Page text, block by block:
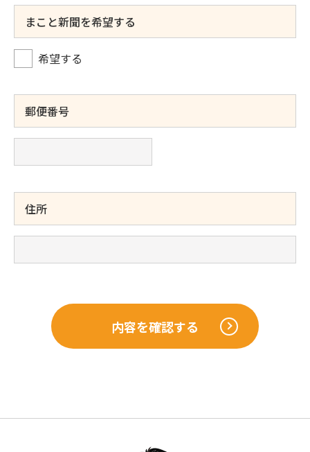
まこと新聞を希望する
希望する
郵便番号
住所